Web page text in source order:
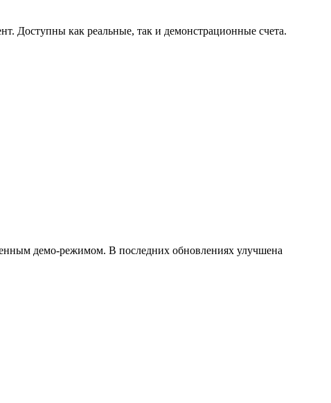
Доступны как реальные, так и демонстрационные счета.
демо-режимом. В последних обновлениях улучшена